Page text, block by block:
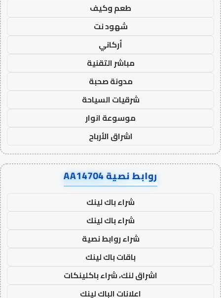
طعم وكيف
شهود نت
أركاني
مباشر التقنية
مدونة صحبة
شرقيات السياحة
موسوعة انوار
اشراق الأرباح
روابط نصية AA14704
شراء باك لينك
شراء باك لينك
شراء روابط نصية
باقات باك لينك
اشراق لنك، شراء باكلينكات
اعلانات الباك لينك